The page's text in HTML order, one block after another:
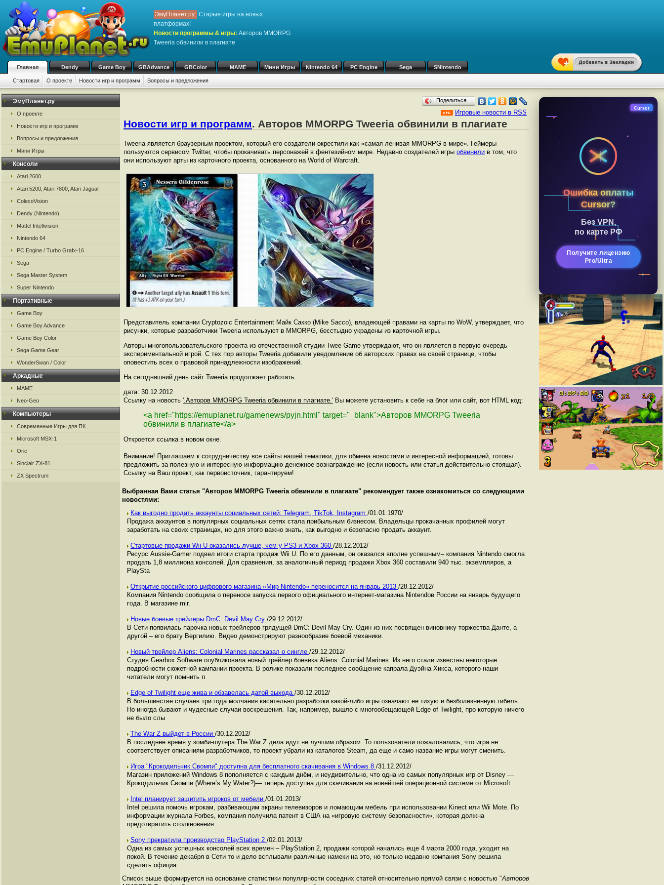
ЭмуПланет.ру: Старые игры на новых
платформах!
Новости программы & игры: Авторов MMORPG
Tweeria обвинили в плагиате
Главная Dendy Game Boy GBAdvance GBColor MAME Мини Игры Nintendo 64 PC Engine Sega SNintendo
Стартовая О проекте Новости игр и программ Вопросы и предложения
ЭмуПланет.ру
О проекте
Новости игр и программ
Вопросы и предложения
Мини Игры
Консоли
Atari 2600
Atari 5200, Atari 7800, Atari Jaguar
ColecoVision
Dendy (Nintendo)
Mattel Intellivision
Nintendo 64
PC Engine / Turbo Grafx-16
Sega
Sega Master System
Super Nintendo
Портативные
Game Boy
Game Boy Advance
Game Boy Color
Sega Game Gear
WonderSwan / Color
Аркадные
MAME
Neo-Geo
Компьютеры
Современные Игры для ПК
Microsoft MSX-1
Oric
Sinclair ZX-81
ZX Spectrum
Поделиться…
Игровые новости в RSS
Новости игр и программ. Авторов MMORPG Tweeria обвинили в плагиате
Tweeria является браузерным проектом, который его создатели окрестили как «самая ленивая MMORPG в мире». Геймеры
пользуются сервисом Twitter, чтобы прокачивать персонажей в фентезийном мире. Недавно создателей игры обвинили в том, что
они используют арты из карточного проекта, основанного на World of Warcraft.
Представитель компании Cryptozoic Entertainment Майк Сакко (Mike Sacco), владеющей правами на карты по WoW, утверждает, что
рисунки, которые разработчики Tweeria используют в MMORPG, бесстыдно украдены из карточной игры.
Авторы многопользовательского проекта из отечественной студии Twee Game утверждают, что он является в первую очередь
экспериментальной игрой. С тех пор авторы Tweeria добавили уведомление об авторских правах на своей странице, чтобы
оповестить всех о правовой принадлежности изображений.
На сегодняшний день сайт Tweeria продолжает работать.
дата: 30.12.2012
Ссылку на новость '.Авторов MMORPG Tweeria обвинили в плагиате.' Вы можете установить к себе на блог или сайт, вот HTML код:
<a href="https://emuplanet.ru/gamenews/pyjn.html" target="_blank">Авторов MMORPG Tweeria
обвинили в плагиате</a>
Откроется ссылка в новом окне.
Внимание! Приглашаем к сотрудничеству все сайты нашей тематики, для обмена новостями и интересной информацией, готовы
предложить за полезную и интересную информацию денежное вознаграждение (если новость или статья действительно стоящая).
Ссылку на Ваш проект, как первоисточник, гарантируем!
Выбранная Вами статья "Авторов MMORPG Tweeria обвинили в плагиате" рекомендует также ознакомиться со следующими
новостями:
Как выгодно продать аккаунты социальных сетей: Telegram, TikTok, Instagram /01.01.1970/
Продажа аккаунтов в популярных социальных сетях стала прибыльным бизнесом. Владельцы прокачанных профилей могут
заработать на своих страницах, но для этого важно знать, как выгодно и безопасно продать аккаунт.
Стартовые продажи Wii U оказались лучше, чем у PS3 и Xbox 360 /28.12.2012/
Ресурс Aussie-Gamer подвел итоги старта продаж Wii U. По его данным, он оказался вполне успешным– компания Nintendo смогла
продать 1,8 миллиона консолей. Для сравнения, за аналогичный период продажи Xbox 360 составили 940 тыс. экземпляров, а
PlaySta
Открытие российского цифрового магазина «Мир Nintendo» переносится на январь 2013 /28.12.2012/
Компания Nintendo сообщила о переносе запуска первого официального интернет-магазина Nintendoв России на январь будущего
года. В магазине mir.
Новые боевые трейлеры DmC: Devil May Cry /29.12.2012/
В Сети появилась парочка новых трейлеров грядущей DmC: Devil May Cry. Один из них посвящен виновнику торжества Данте, а
другой – его брату Вергилию. Видео демонстрируют разнообразие боевой механики.
Новый трейлер Aliens: Colonial Marines рассказал о сингле /29.12.2012/
Студия Gearbox Software опубликовала новый трейлер боевика Aliens: Colonial Marines. Из него стали известны некоторые
подробности сюжетной кампании проекта. В ролике показали последнее сообщение капрала Дуэйна Хикса, которого наши
читатели могут помнить п
Edge of Twilight еще жива и обзавелась датой выхода /30.12.2012/
В большинстве случаев три года молчания касательно разработки какой-либо игры означают ее тихую и безболезненную гибель.
Но иногда бывают и чудесные случаи воскрешения. Так, например, вышло с многообещающей Edge of Twilight, про которую ничего
не было слы
The War Z выйдет в России /30.12.2012/
В последнее время у зомби-шутера The War Z дела идут не лучшим образом. То пользователи пожаловались, что игра не
соответствует описаниям разработчиков, то проект убрали из каталогов Steam, да еще и само название игры могут сменить.
Игра "Крокодильчик Свомпи" доступна для бесплатного скачивания в Windows 8 /31.12.2012/
Магазин приложений Windows 8 пополняется с каждым днём, и неудивительно, что одна из самых популярных игр от Disney —
Крокодильчик Свомпи (Where’s My Water?)— теперь доступна для скачивания на новейшей операционной системе от Microsoft.
Intel планирует защитить игроков от мебели /01.01.2013/
Intel решила помочь игрокам, разбивающим экраны телевизоров и ломающим мебель при использовании Kinect или Wii Mote. По
информации журнала Forbes, компания получила патент в США на «игровую систему безопасности», которая должна
предотвратить столкновения
Sony прекратила производство PlayStation 2 /02.01.2013/
Одна из самых успешных консолей всех времен – PlayStation 2, продажи которой начались еще 4 марта 2000 года, уходит на
покой. В течение декабря в Сети то и дело всплывали различные намеки на это, но только недавно компания Sony решила
сделать официа
Список выше формируется на основание статистики популярности соседних статей относительно прямой связи с новостью "Авторов
Ошибка оплаты
Cursor?
Без VPN,
по карте РФ
Получите лицензию
Pro/Ultra
Cursor